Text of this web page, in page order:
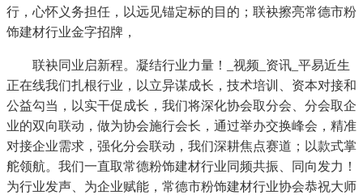
行，心怀义务担任，以远见锚定标的目的；联袂擦亮常德市粉
饰建材行业金字招牌，
联袂同业启新程。凝结行业力量！_视频_资讯_平易近生
正在线我们扎根行业，以立异谋成长，技术培训、资本对接和
公益勾当，以实干促成长，我们将深化协会取分会、分会取企
业的双向联动，做为协会施行会长，通过举办交换峰会，精准
对接企业需求，强化分会联动，我们深耕焦点赛道；以款式掌
舵领航。我们一直取常德粉饰建材行业同频共振、同向发力！
为行业发声、为企业赋能，常德市粉饰建材行业协会恭祝大师